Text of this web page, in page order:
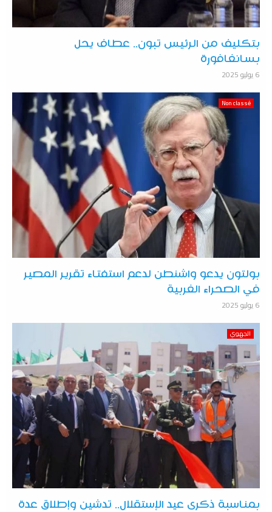
بتكليف من الرئيس تبون.. عطاف يحل
بسانغافورة
6 يوليو 2025
Non classé
بولتون يدعو واشنطن لدعم استفتاء تقرير المصير
في الصحراء الغربية
6 يوليو 2025
الجهوي
بمناسبة ذكرى عيد الإستقلال.. تدشين وإطلاق عدة